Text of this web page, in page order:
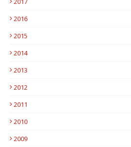
2016
2015
2014
2013
2012
2011
2010
2009